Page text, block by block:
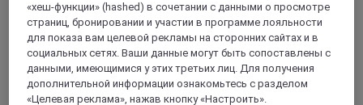
Меркюр Гренобль Центр Порт-Де-Альп
Наш городской, роскошный и спокойный отель Mercure
воплощает в себе природную элегантность Альп. Этот
исторический отель в горах с обновленными номерами
идеально подходит для деловых поездок и встреч или
«хеш-функции» (hashed) в сочетании с данными о просмотре
страниц, бронировании и участии в программе лояльности
для показа вам целевой рекламы на сторонних сайтах и в
социальных сетях. Ваши данные могут быть сопоставлены с
данными, имеющимися у этих третьих лиц. Для получения
дополнительной информации ознакомьтесь с разделом
«Целевая реклама», нажав кнопку «Настроить».